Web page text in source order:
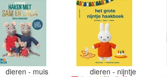
dieren - muis dieren - nijntje